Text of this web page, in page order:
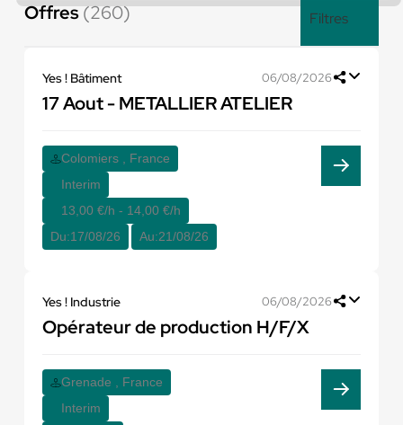
Offres(260) Filtres
Yes ! Bâtiment 06/08/2026
17 Aout - METALLIER ATELIER
Colomiers , France
Interim
13,00 €/h - 14,00 €/h
Du:17/08/26 Au:21/08/26
Yes ! Industrie 06/08/2026
Opérateur de production H/F/X
Grenade , France
Interim